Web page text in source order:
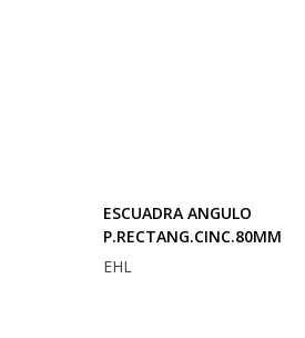
ESCUADRA ANGULO
P.RECTANG.CINC.80MM
EHL